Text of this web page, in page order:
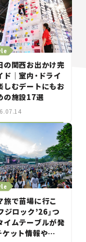
の関西お出かけ完
ド｜室内・ドライ
しむデートにもお
の施設17選
旅で苗場に行こ
ジロック’26」つ
イムテーブルが発
ケット情報や